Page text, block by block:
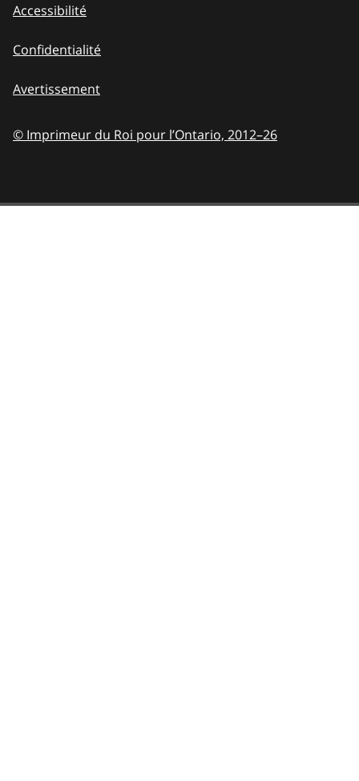
Accessibilité
Confidentialité
Avertissement
© Imprimeur du Roi pour l’Ontario, 2012–26